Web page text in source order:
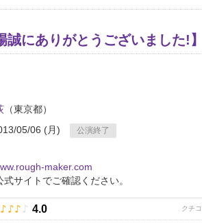
にありがとうございました!】
（東京都）
05/06 (月)
公演終了
maker.com
サイトでご確認ください。
♪ ♪ ♪ ♪ 4.0